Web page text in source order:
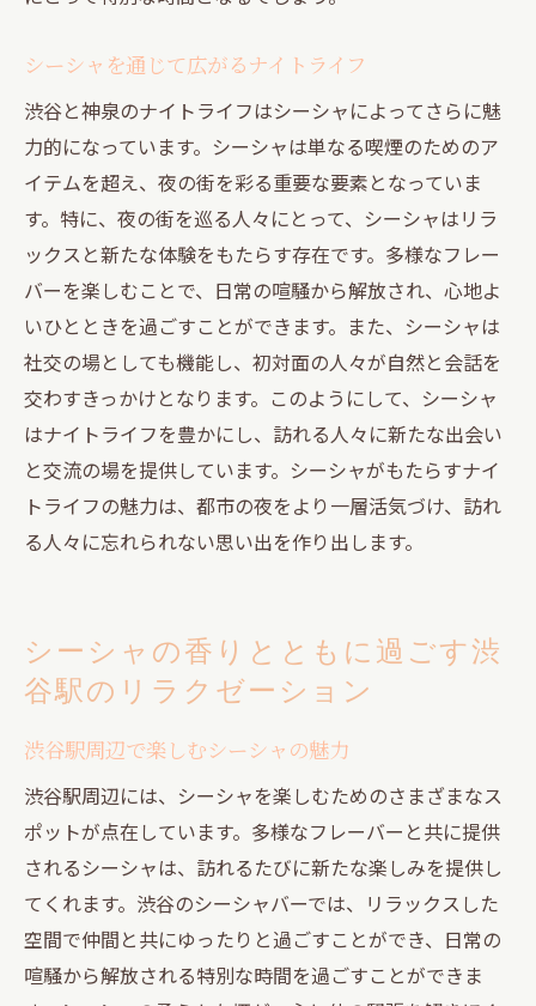
シーシャを通じて広がるナイトライフ
渋谷と神泉のナイトライフはシーシャによってさらに魅
力的になっています。シーシャは単なる喫煙のためのア
イテムを超え、夜の街を彩る重要な要素となっていま
す。特に、夜の街を巡る人々にとって、シーシャはリラ
ックスと新たな体験をもたらす存在です。多様なフレー
バーを楽しむことで、日常の喧騒から解放され、心地よ
いひとときを過ごすことができます。また、シーシャは
社交の場としても機能し、初対面の人々が自然と会話を
交わすきっかけとなります。このようにして、シーシャ
はナイトライフを豊かにし、訪れる人々に新たな出会い
と交流の場を提供しています。シーシャがもたらすナイ
トライフの魅力は、都市の夜をより一層活気づけ、訪れ
る人々に忘れられない思い出を作り出します。
シーシャの香りとともに過ごす渋
谷駅のリラクゼーション
渋谷駅周辺で楽しむシーシャの魅力
渋谷駅周辺には、シーシャを楽しむためのさまざまなス
ポットが点在しています。多様なフレーバーと共に提供
されるシーシャは、訪れるたびに新たな楽しみを提供し
てくれます。渋谷のシーシャバーでは、リラックスした
空間で仲間と共にゆったりと過ごすことができ、日常の
喧騒から解放される特別な時間を過ごすことができま